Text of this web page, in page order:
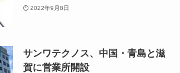
2022年9月8日
サンワテクノス、中国・青島と滋
賀に営業所開設